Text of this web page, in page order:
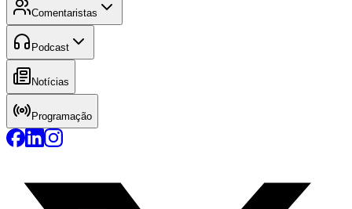
Comentaristas
Podcast
Notícias
Programação